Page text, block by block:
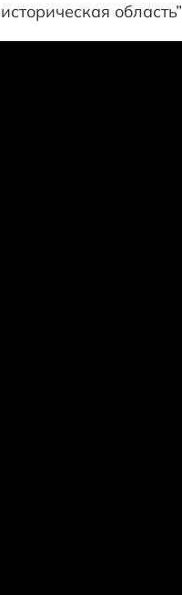
область”